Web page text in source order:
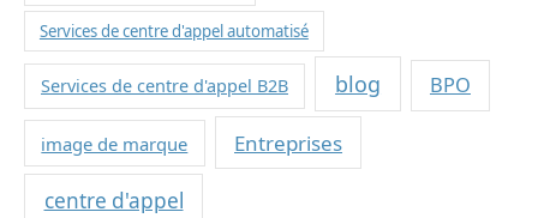
Services de centre d'appel automatisé
Services de centre d'appel B2B blog BPO
image de marque Entreprises
centre d'appel